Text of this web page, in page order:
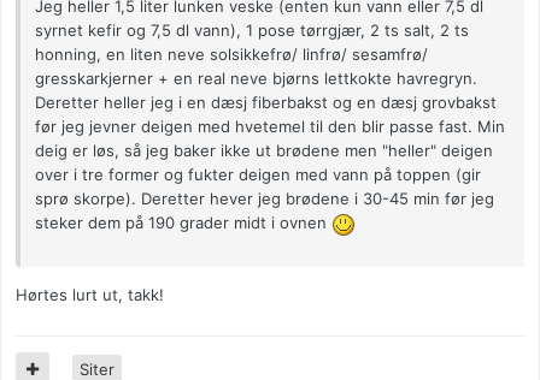
Jeg heller 1,5 liter lunken veske (enten kun vann eller 7,5 dl
syrnet kefir og 7,5 dl vann), 1 pose tørrgjær, 2 ts salt, 2 ts
honning, en liten neve solsikkefrø/ linfrø/ sesamfrø/
gresskarkjerner + en real neve bjørns lettkokte havregryn.
Deretter heller jeg i en dæsj fiberbakst og en dæsj grovbakst
før jeg jevner deigen med hvetemel til den blir passe fast. Min
deig er løs, så jeg baker ikke ut brødene men "heller" deigen
over i tre former og fukter deigen med vann på toppen (gir
sprø skorpe). Deretter hever jeg brødene i 30-45 min før jeg
steker dem på 190 grader midt i ovnen
Hørtes lurt ut, takk!
Siter